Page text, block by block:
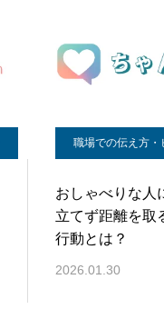
職場での伝え方
おしゃべりな
立てず距離を取
行動とは？
2026.01.30